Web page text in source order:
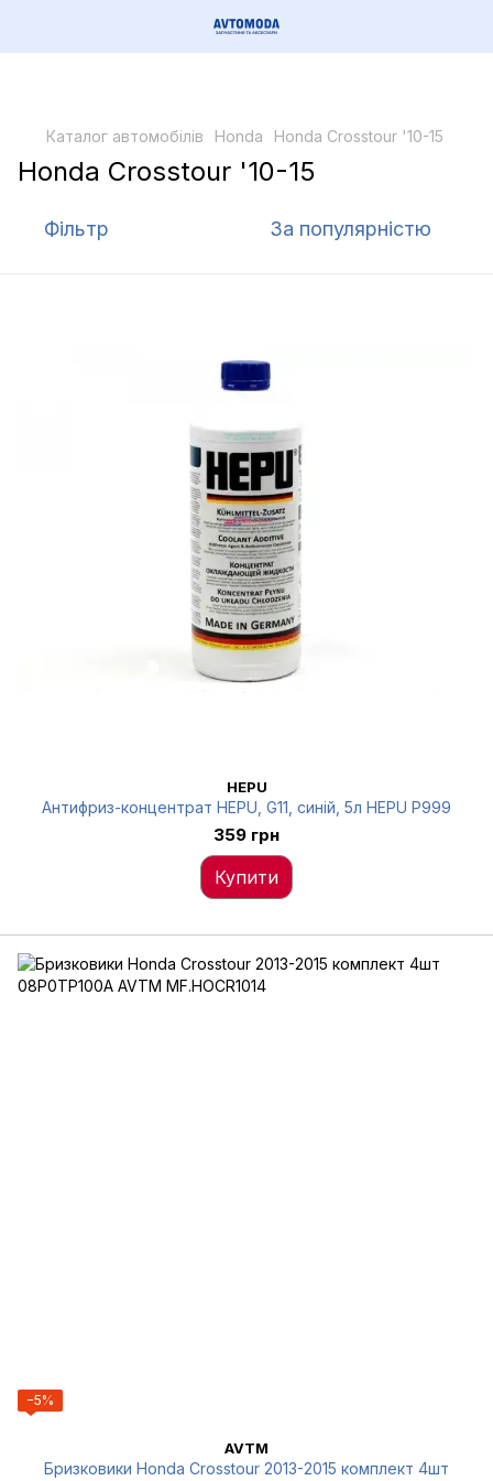
Каталог автомобілів Honda Honda Crosstour '10-15
Honda Crosstour '10-15
Фільтр За популярністю
HEPU
Антифриз-концентрат HEPU, G11, синій, 5л HEPU P999
359 грн
Купити
−5%
AVTM
Бризковики Honda Crosstour 2013-2015 комплект 4шт